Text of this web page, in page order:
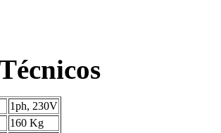
1ph, 230V
160 Kg